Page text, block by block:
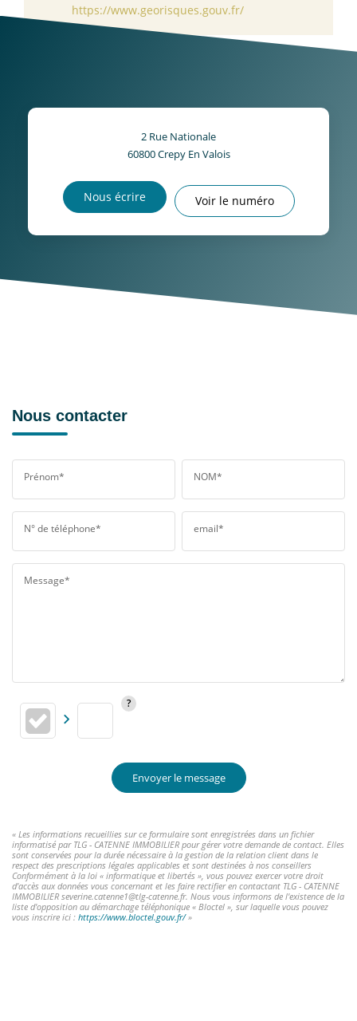
https://www.georisques.gouv.fr/
2 Rue Nationale
60800Crepy En Valois
Nous écrire Voir le numéro
Nous contacter
Prénom* NOM*
N° de téléphone* email*
Message*
Envoyer le message
« Les informations recueillies sur ce formulaire sont enregistrées dans un fichier
informatisé par TLG - CATENNE IMMOBILIER pour gérer votre demande de contact. Elles
sont conservées pour la durée nécessaire à la gestion de la relation client dans le
respect des prescriptions légales applicables et sont destinées à nos conseillers
Conformément à la loi « informatique et libertés », vous pouvez exercer votre droit
d'accès aux données vous concernant et les faire rectifier en contactant TLG - CATENNE
IMMOBILIER severine.catenne1@tlg-catenne.fr. Nous vous informons de l'existence de la
liste d'opposition au démarchage téléphonique « Bloctel », sur laquelle vous pouvez
vous inscrire ici : https://www.bloctel.gouv.fr/»